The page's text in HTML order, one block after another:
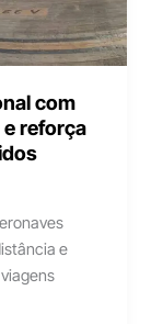
com
reforça
e